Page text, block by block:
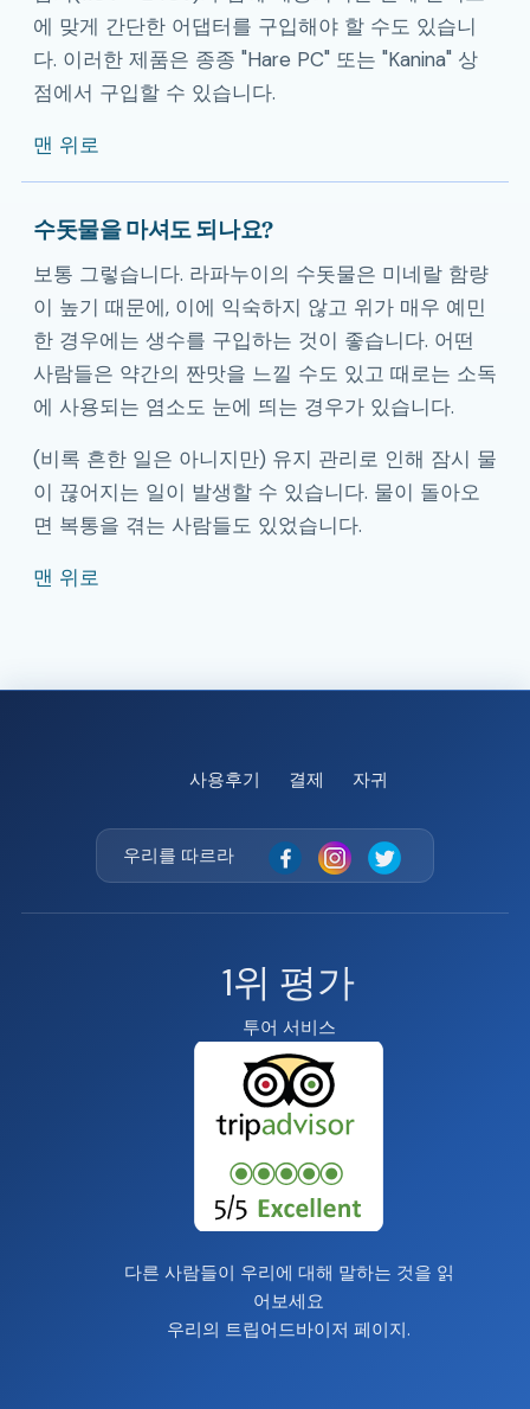
에 맞게 간단한 어댑터를 구입해야 할 수도 있습니
다. 이러한 제품은 종종 "Hare PC" 또는 "Kanina" 상
점에서 구입할 수 있습니다.
맨 위로
수돗물을 마셔도 되나요?
보통 그렇습니다. 라파누이의 수돗물은 미네랄 함량
이 높기 때문에, 이에 익숙하지 않고 위가 매우 예민
한 경우에는 생수를 구입하는 것이 좋습니다. 어떤
사람들은 약간의 짠맛을 느낄 수도 있고 때로는 소독
에 사용되는 염소도 눈에 띄는 경우가 있습니다.
(비록 흔한 일은 아니지만) 유지 관리로 인해 잠시 물
이 끊어지는 일이 발생할 수 있습니다. 물이 돌아오
면 복통을 겪는 사람들도 있었습니다.
맨 위로
사용후기 결제 자귀
우리를 따르라
1위 평가
투어 서비스
다른 사람들이 우리에 대해 말하는 것을 읽
어보세요
우리의 트립어드바이저 페이지.